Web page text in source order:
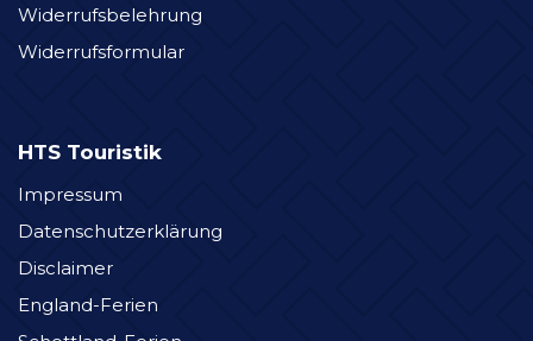
Widerrufsbelehrung
Widerrufsformular
HTS Touristik
Impressum
Datenschutzerklärung
Disclaimer
England-Ferien